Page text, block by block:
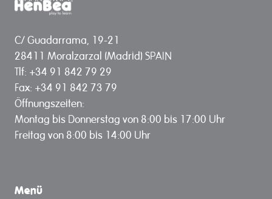
C/ Guadarrama, 19-21
28411 Moralzarzal (Madrid) SPAIN
Tlf: +34 91 842 79 29
Fax: +34 91 842 73 79
Öffnungszeiten:
Montag bis Donnerstag von 8:00 bis 17:00 Uhr
Freitag von 8:00 bis 14:00 Uhr
Menü